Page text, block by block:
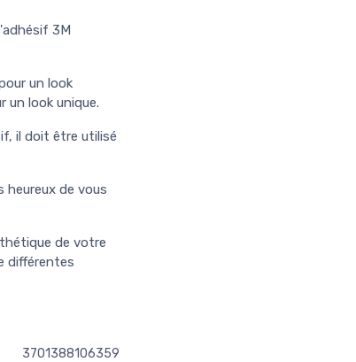
3M
un look
un look unique.
il doit être utilisé
de vous
de votre
différentes
3701388106359